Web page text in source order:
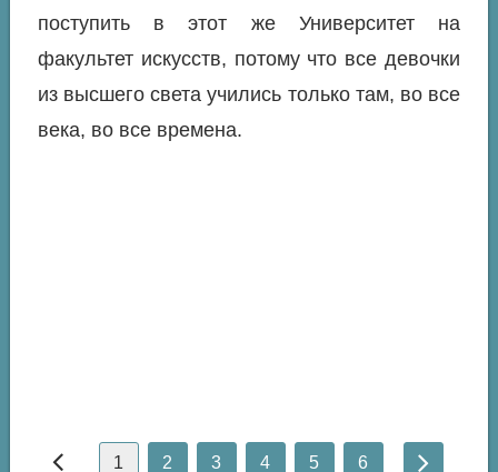
поступить в этот же Университет на
факультет искусств, потому что все девочки
из высшего света учились только там, во все
века, во все времена.
1 2 3 4 5 6